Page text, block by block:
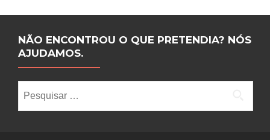
NÃO ENCONTROU O QUE PRETENDIA? NÓS
AJUDAMOS.